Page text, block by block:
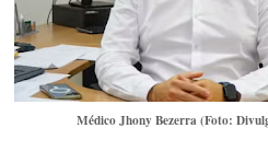
Médico Jhony Bezerra (Foto: